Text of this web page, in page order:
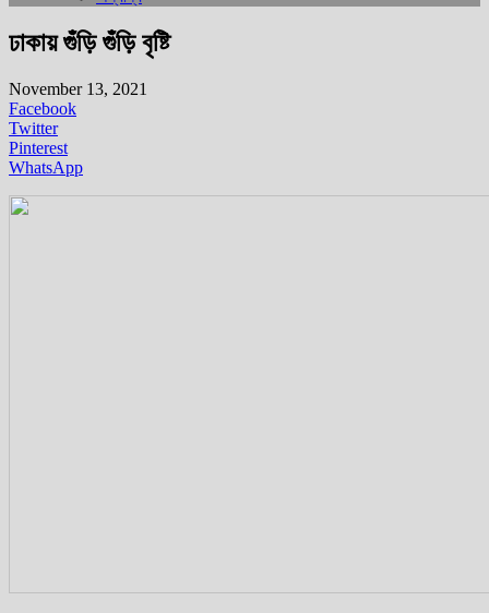
ঢাকায় গুঁড়ি গুঁড়ি বৃষ্টি
November 13, 2021
Facebook
Twitter
Pinterest
WhatsApp